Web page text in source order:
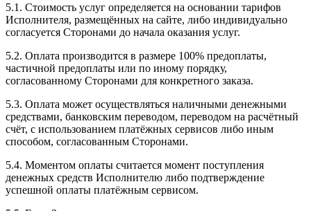
5.1. Стоимость услуг определяется на основании тарифов
Исполнителя, размещённых на сайте, либо индивидуально
согласуется Сторонами до начала оказания услуг.
5.2. Оплата производится в размере 100% предоплаты,
частичной предоплаты или по иному порядку,
согласованному Сторонами для конкретного заказа.
5.3. Оплата может осуществляться наличными денежными
средствами, банковским переводом, переводом на расчётный
счёт, с использованием платёжных сервисов либо иным
способом, согласованным Сторонами.
5.4. Моментом оплаты считается момент поступления
денежных средств Исполнителю либо подтверждение
успешной оплаты платёжным сервисом.